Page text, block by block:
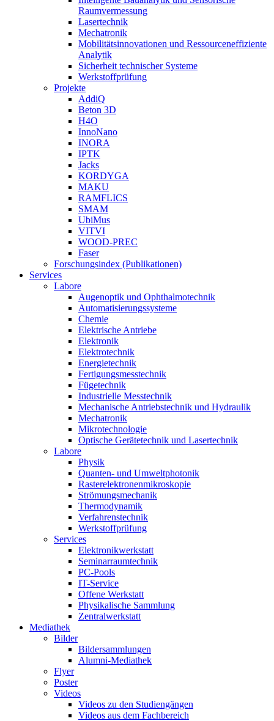
Raumvermessung
Lasertechnik
Mechatronik
Mobilitätsinnovationen und Ressourceneffiziente
Analytik
Sicherheit technischer Systeme
Werkstoffprüfung
Projekte
AddiQ
Beton 3D
H4O
InnoNano
INORA
IPTK
Jacks
KORDYGA
MAKU
RAMFLICS
SMAM
UbiMus
VITVI
WOOD-PREC
Faser
Forschungsindex (Publikationen)
Services
Labore
Augenoptik und Ophthalmotechnik
Automatisierungssysteme
Chemie
Elektrische Antriebe
Elektronik
Elektrotechnik
Energietechnik
Fertigungsmesstechnik
Fügetechnik
Industrielle Messtechnik
Mechanische Antriebstechnik und Hydraulik
Mechatronik
Mikrotechnologie
Optische Gerätetechnik und Lasertechnik
Labore
Physik
Quanten- und Umweltphotonik
Rasterelektronenmikroskopie
Strömungsmechanik
Thermodynamik
Verfahrenstechnik
Werkstoffprüfung
Services
Elektronikwerkstatt
Seminarraumtechnik
PC-Pools
IT-Service
Offene Werkstatt
Physikalische Sammlung
Zentralwerkstatt
Mediathek
Bilder
Bildersammlungen
Alumni-Mediathek
Flyer
Poster
Videos
Videos zu den Studiengängen
Videos aus dem Fachbereich